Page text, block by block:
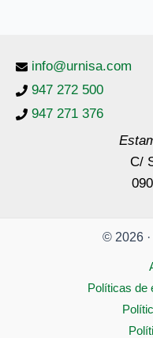
info@urnisa.com
947 272 500
947 271 376
C/
© 2026
Políticas de